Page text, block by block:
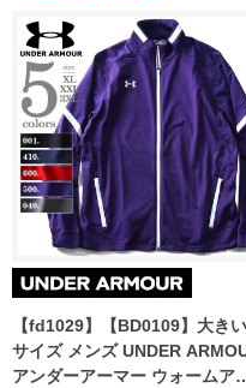
【fd1029】【BD0109】大きい
サイズ メンズ UNDER
アンダーアーマー ウォームア